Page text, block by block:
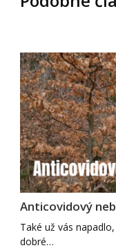
Anticovidový
Také už vás
dobré…